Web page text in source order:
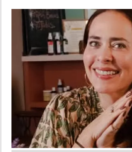
MUNDO
INSÓLITAS
MULTIMEDIA
IMPRESO